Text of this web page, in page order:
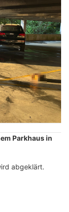
Parkhaus in
abgeklärt.